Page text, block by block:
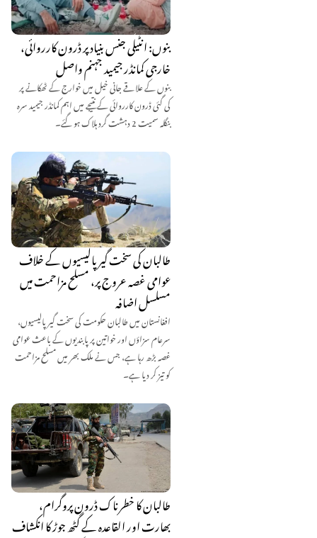
بنوں: انٹیلی جنس بنیاد پر ڈرون کارروائی،
خارجی کمانڈر جیمید جہنم واصل
بنوں کے علاقے جانی خیل میں خوارج کے ٹھکانے پر
کی گئی ڈرون کارروائی کے نتیجے میں اہم کمانڈر جیمید سرہ
بنگلہ سمیت 2 دہشت گرد ہلاک ہو گئے۔
طالبان کی سخت گیر پالیسیوں کے خلاف
عوامی غصہ عروج پر، مسلح مزاحمت میں
مسلسل اضافہ
افغانستان میں طالبان حکومت کی سخت گیر پالیسیوں،
سرعام سزاؤں اور خواتین پر پابندیوں کے باعث عوامی
غصہ بڑھ رہا ہے، جس نے ملک بھر میں مسلح مزاحمت
کو تیز کر دیا ہے۔
طالبان کا خطرناک ڈرون پروگرام،
بھارت اور القاعدہ کے گٹھ جوڑ کا انکشاف